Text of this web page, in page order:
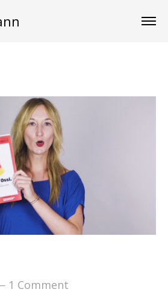
1 Comment